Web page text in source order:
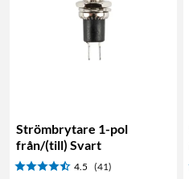
Strömbrytare 1-pol
från/(till) Svart
4.5 (41)